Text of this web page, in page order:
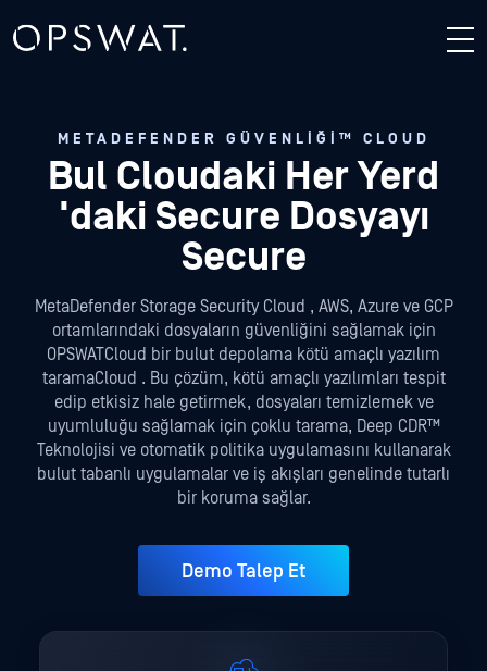
METADEFENDER GÜVENLIĞI™ CLOUD
Bul Cloudaki Her Yerd
'daki Secure Dosyayı
Secure
MetaDefender Storage Security Cloud , AWS, Azure ve GCP
ortamlarındaki dosyaların güvenliğini sağlamak için
OPSWATCloud bir bulut depolama kötü amaçlı yazılım
taramaCloud . Bu çözüm, kötü amaçlı yazılımları tespit
edip etkisiz hale getirmek, dosyaları temizlemek ve
uyumluluğu sağlamak için çoklu tarama, Deep CDR™
Teknolojisi ve otomatik politika uygulamasını kullanarak
bulut tabanlı uygulamalar ve iş akışları genelinde tutarlı
bir koruma sağlar.
Demo Talep Et